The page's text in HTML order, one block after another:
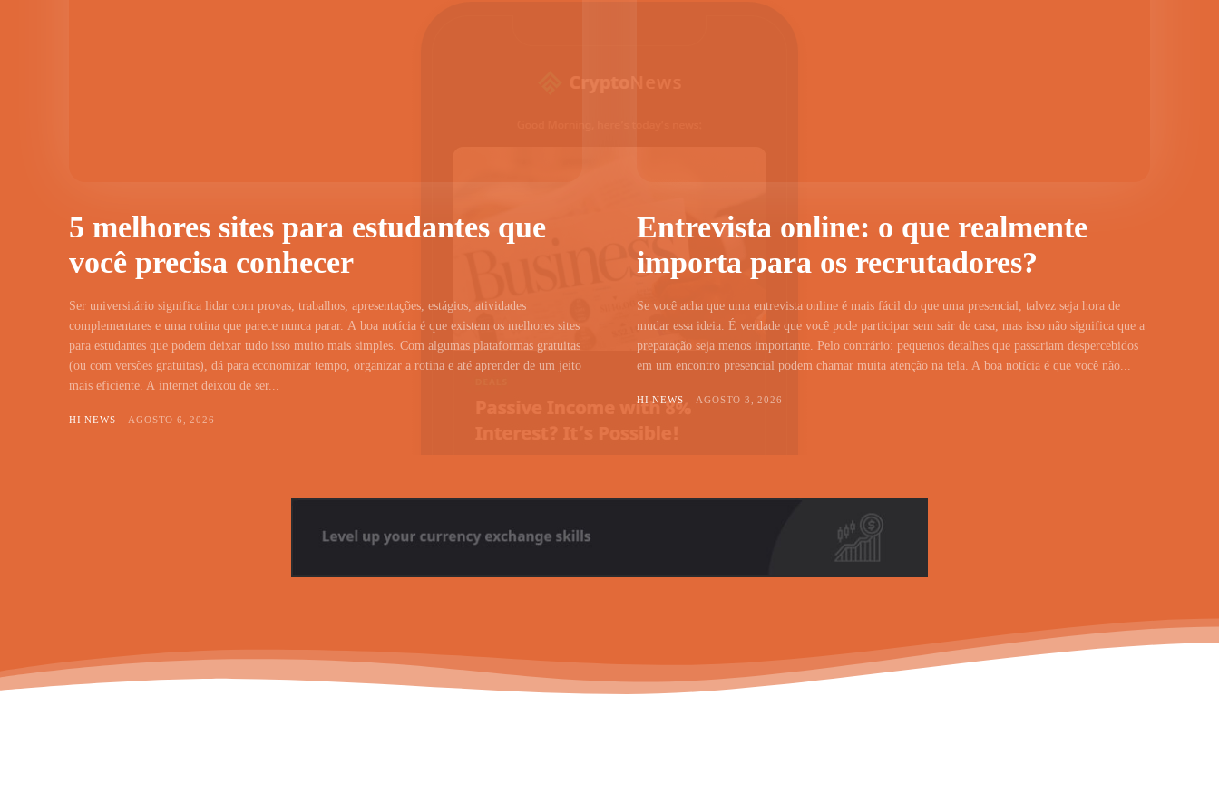
5 melhores sites para estudantes que
você precisa conhecer
Ser universitário significa lidar com provas, trabalhos, apresentações, estágios, atividades
complementares e uma rotina que parece nunca parar. A boa notícia é que existem os melhores sites
para estudantes que podem deixar tudo isso muito mais simples. Com algumas plataformas gratuitas
(ou com versões gratuitas), dá para economizar tempo, organizar a rotina e até aprender de um jeito
mais eficiente. A internet deixou de ser...
HI NEWS AGOSTO 6, 2026
Entrevista online: o que realmente
importa para os recrutadores?
Se você acha que uma entrevista online é mais fácil do que uma presencial, talvez seja hora de
mudar essa ideia. É verdade que você pode participar sem sair de casa, mas isso não significa que a
preparação seja menos importante. Pelo contrário: pequenos detalhes que passariam despercebidos
em um encontro presencial podem chamar muita atenção na tela. A boa notícia é que você não...
HI NEWS AGOSTO 3, 2026